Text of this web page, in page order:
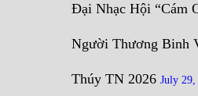
Đại Nhạc Hội “Cám
Người Thương Binh
Thúy TN 2026 July 29,